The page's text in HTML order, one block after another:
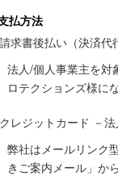
払方法
請求書後払い（決済代
法人/個人事業主を対
ロテクションズ様に
クレジットカード －
弊社はメールリンク
きご案内メール」か